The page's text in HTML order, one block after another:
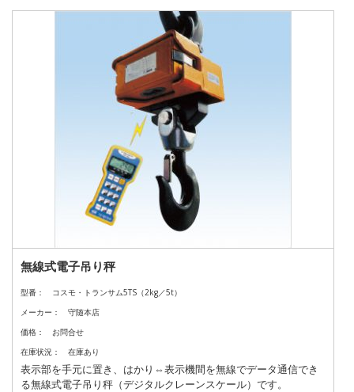
無線式電子吊り秤
型番：
コスモ・トランサム5TS（2kg／5t）
メーカー：
守随本店
価格：
お問合せ
在庫状況：
在庫あり
表示部を手元に置き、はかり⇔表示機間を無線でデータ通信でき
る無線式電子吊り秤（デジタルクレーンスケール）です。